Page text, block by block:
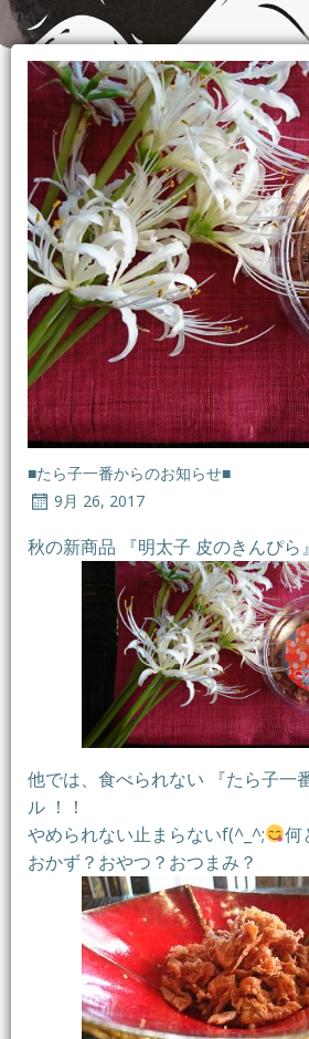
■たら子一番からのお知らせ■
9月 26, 2017
秋の新商品 『明太子 皮のきんぴら』
他では、食べられない 『たら子一
ル ！！
やめられない止まらないf(^_^;
何
おかず？おやつ？おつまみ？